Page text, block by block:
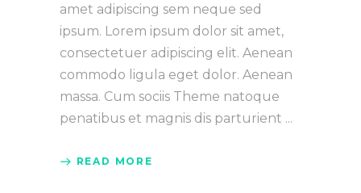
amet adipiscing sem neque sed
ipsum. Lorem ipsum dolor sit amet,
consectetuer adipiscing elit. Aenean
commodo ligula eget dolor. Aenean
massa. Cum sociis Theme natoque
penatibus et magnis dis parturient
READ MORE